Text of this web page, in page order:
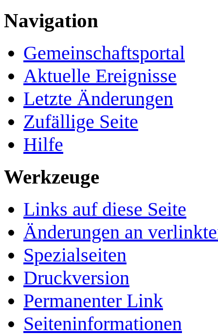
Navigation
Gemeinschafts­portal
Aktuelle Ereignisse
Letzte Änderungen
Zufällige Seite
Hilfe
Werkzeuge
Links auf diese Seite
Änderungen an
Spezialseiten
Druckversion
Permanenter Link
Seiten­­informationen